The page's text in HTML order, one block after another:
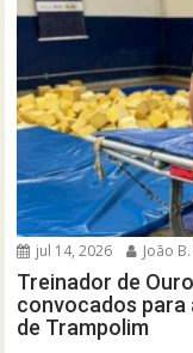
jul 14, 2026 João
Treinador de
convocados para
de Trampolim